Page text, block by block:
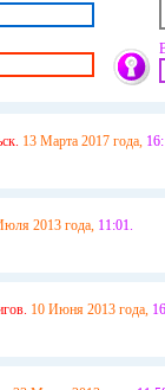
13 Марта 2017 года,
2013 года, 11:01.
10 Июня 2013 года,